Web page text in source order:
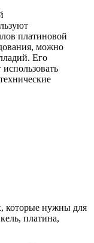
платиновой
можно
Его
которые нужны для
платина,